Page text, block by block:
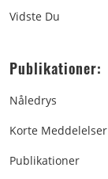
Vidste Du
Publikationer:
Nåledrys
Korte Meddelelser
Publikationer